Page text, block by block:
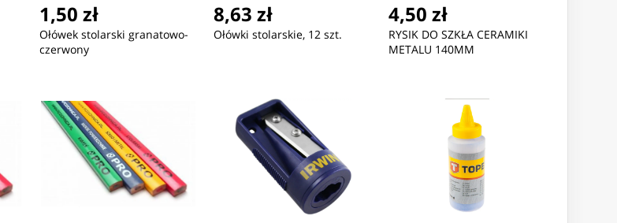
1,50 zł
Ołówek stolarski granatowo-
czerwony
8,63 zł
Ołówki stolarskie, 12 szt.
4,50 zł
RYSIK DO SZKŁA CERAMIKI
METALU 140MM